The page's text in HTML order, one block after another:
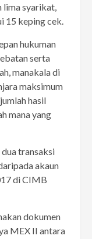
lima syarikat,
15 keping cek.
hukuman
serta
manakala di
maksimum
hasil
mana yang
transaksi
akaun
di CIMB
dokumen
MEX II antara